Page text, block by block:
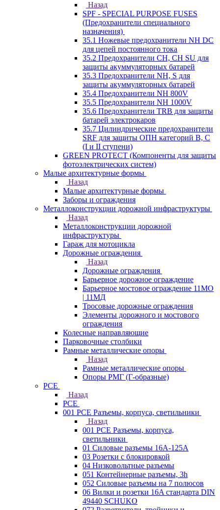
Назад
SPF - SPECIAL PURPOSE FUSES
(Предохранители специального
назначения)
35.1 Ножевые предохранители NH DC
для цепей постоянного тока
35.2 Предохранители CH, CH SU для
защиты акуммуляторных батарей
35.3 Предохранители NH, S для
защиты акуммуляторных батарей
35.4 Предохранители NH 800V
35.5 Предохранители NH 1000V
35.6 Предохранители TRB для защиты
батарей электрокаров
35.7 Цилиндрические предохранители
SRF для защиты ОПН категорий B, C
(I и II ступени)
GREEN PROTECT (Компоненты для защиты
фотоэлектрических систем)
Малые архитектурные формы
Назад
Малые архитектурные формы
Заборы и ограждения
Металлоконструкции дорожной инфраструктуры
Назад
Металлоконструкции дорожной
инфраструктуры
Гараж для мотоцикла
Дорожные ограждения
Назад
Дорожные ограждения
Барьерное дорожное ограждение
Барьерное мостовое ограждение 11МО
| 11МД
Тросовые дорожные ограждения
Элементы дорожного и мостового
ограждения
Колесные направляющие
Парковочные столбики
Рамные металлические опоры
Назад
Рамные металлические опоры
Опоры РМГ (Г-образные)
PCE
Назад
PCE
001 PCE Разъемы, корпуса, светильники
Назад
001 PCE Разъемы, корпуса,
светильники
01 Силовые разъемы 16А-125А
03 Розетки с блокировкой
04 Низковольтные разъемы
051 Контейнерные разъемы, 3h
052 Силовые разъемы на 7 полюсов
06 Вилки и розетки 16A стандарта DIN
49440 SCHUKO